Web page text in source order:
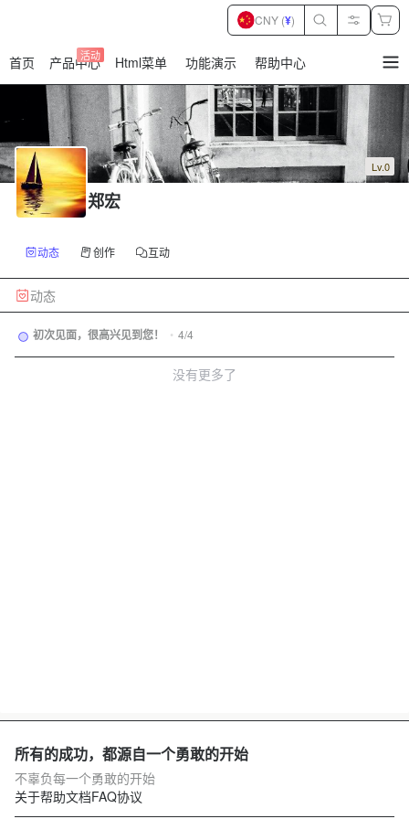
首页 产品中心
活动 Html菜单 功能演示 帮助中心
CNY (¥)
Lv.0
郑宏
动态 创作 互动
动态
初次见面，很高兴见到您！ • 4/4
没有更多了
所有的成功，都源自一个勇敢的开始
不辜负每一个勇敢的开始
关于帮助文档FAQ协议